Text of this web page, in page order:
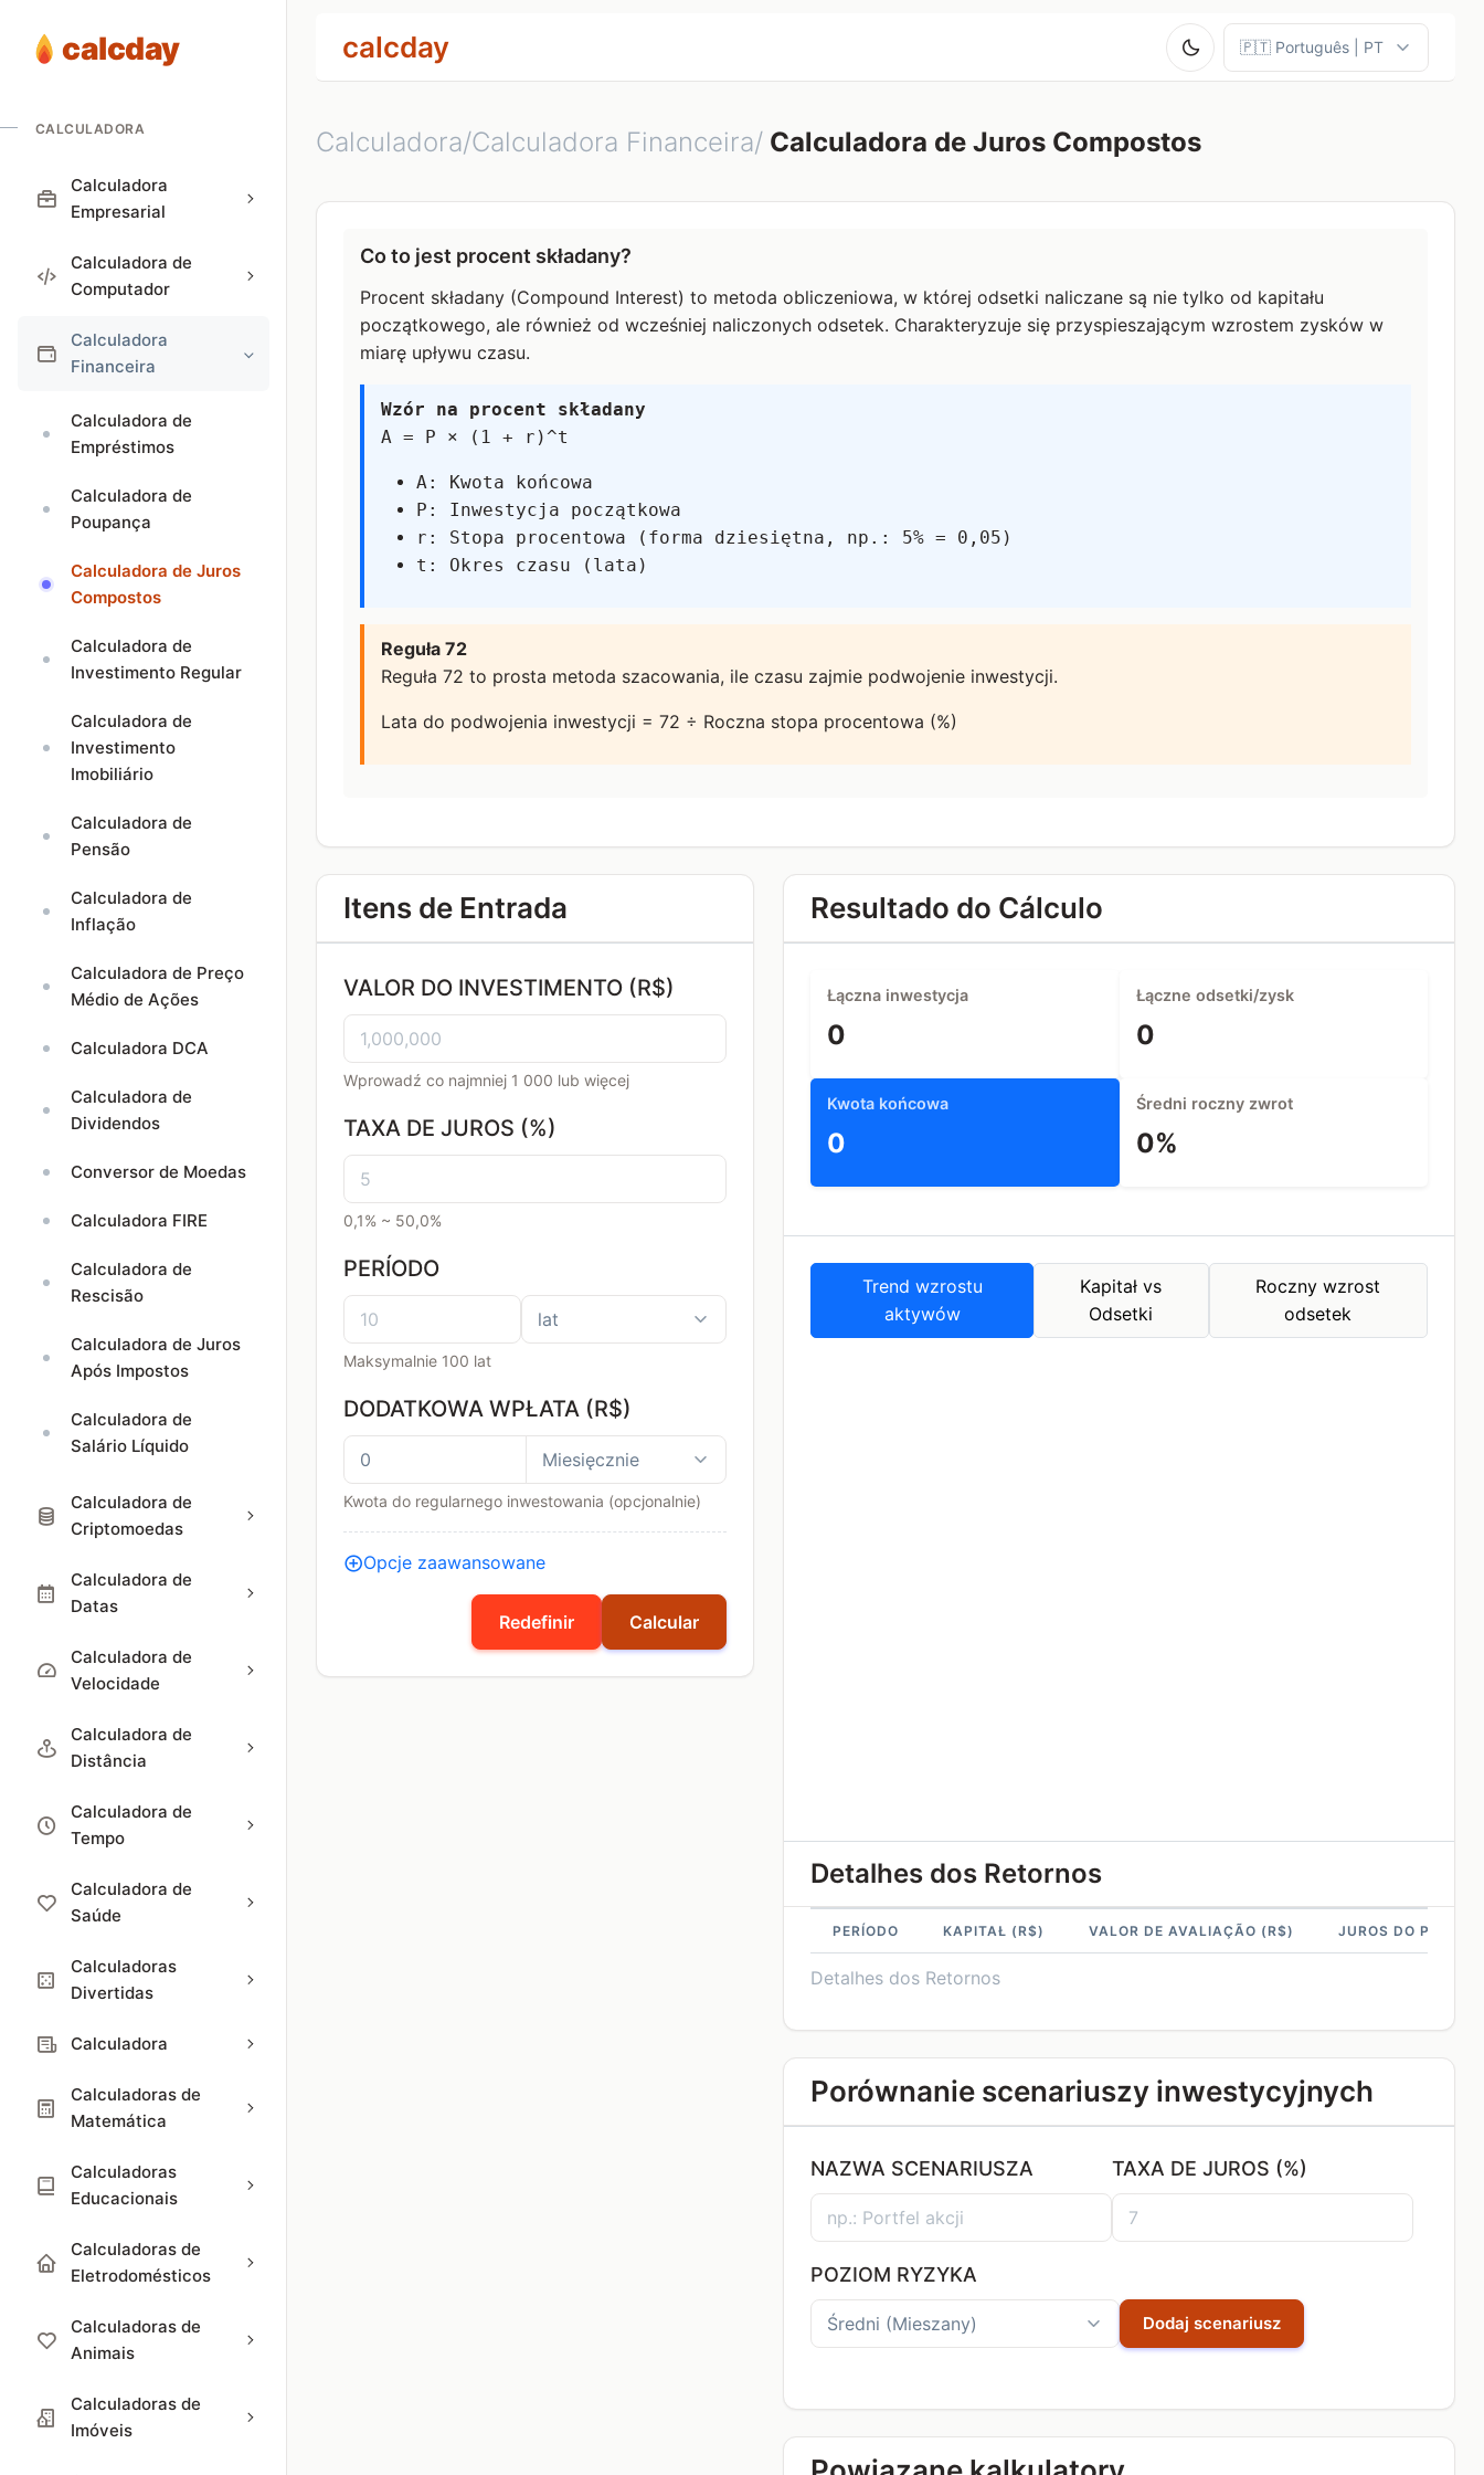
calcday
CALCULADORA
Calculadora
Empresarial
Calculadora de
Computador
Calculadora
Financeira
Calculadora de
Empréstimos
Calculadora de
Poupança
Calculadora de Juros
Compostos
Calculadora de
Investimento Regular
Calculadora de
Investimento
Imobiliário
Calculadora de
Pensão
Calculadora de
Inflação
Calculadora de Preço
Médio de Ações
Calculadora DCA
Calculadora de
Dividendos
Conversor de Moedas
Calculadora FIRE
Calculadora de
Rescisão
Calculadora de Juros
Após Impostos
Calculadora de
Salário Líquido
Calculadora de
Criptomoedas
Calculadora de
Datas
Calculadora de
Velocidade
Calculadora de
Distância
Calculadora de
Tempo
Calculadora de
Saúde
Calculadoras
Divertidas
Calculadora
Calculadoras de
Matemática
Calculadoras
Educacionais
Calculadoras de
Eletrodomésticos
Calculadoras de
Animais
Calculadoras de
Imóveis
calcday
Calculadora/Calculadora Financeira/ Calculadora de Juros Compostos
Co to jest procent składany?
Procent składany (Compound Interest) to metoda obliczeniowa, w której odsetki naliczane są nie tylko od kapitału
początkowego, ale również od wcześniej naliczonych odsetek. Charakteryzuje się przyspieszającym wzrostem zysków w
miarę upływu czasu.
Wzór na procent składany
A = P × (1 + r)^t
A: Kwota końcowa
P: Inwestycja początkowa
r: Stopa procentowa (forma dziesiętna, np.: 5% = 0,05)
t: Okres czasu (lata)
Reguła 72
Reguła 72 to prosta metoda szacowania, ile czasu zajmie podwojenie inwestycji.
Lata do podwojenia inwestycji = 72 ÷ Roczna stopa procentowa (%)
Itens de Entrada
VALOR DO INVESTIMENTO (R$)
Wprowadź co najmniej 1 000 lub więcej
TAXA DE JUROS (%)
0,1% ~ 50,0%
PERÍODO
Maksymalnie 100 lat
DODATKOWA WPŁATA (R$)
Kwota do regularnego inwestowania (opcjonalnie)
Opcje zaawansowane
Redefinir Calcular
Resultado do Cálculo
Łączna inwestycja
0
Łączne odsetki/zysk
0
Kwota końcowa
0
Średni roczny zwrot
0%
Trend wzrostu
aktywów
Kapitał vs
Odsetki
Roczny wzrost
odsetek
Detalhes dos Retornos
Detalhes dos Retornos
PERÍODO KAPITAŁ (R$) VALOR DE AVALIAÇÃO (R$) JUROS DO
Porównanie scenariuszy inwestycyjnych
NAZWA SCENARIUSZA TAXA DE JUROS (%)
POZIOM RYZYKA
Dodaj scenariusz